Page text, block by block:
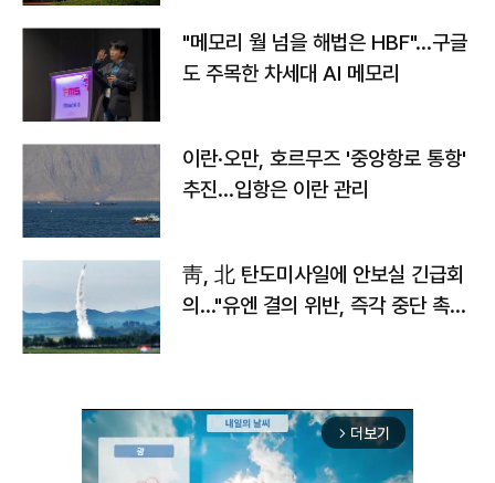
"메모리 월 넘을 해법은 HBF"…구글
도 주목한 차세대 AI 메모리
이란·오만, 호르무즈 '중앙항로 통항'
추진…입항은 이란 관리
靑, 北 탄도미사일에 안보실 긴급회
의…"유엔 결의 위반, 즉각 중단 촉
arrow_forward_ios 더보기